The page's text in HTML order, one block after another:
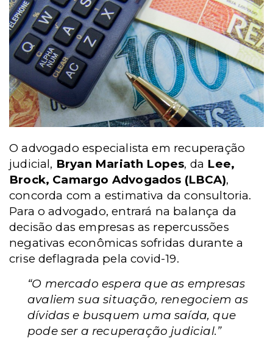
O advogado especialista em recuperação
judicial, Bryan Mariath Lopes, da Lee,
Brock, Camargo Advogados (LBCA),
concorda com a estimativa da consultoria.
Para o advogado, entrará na balança da
decisão das empresas as repercussões
negativas econômicas sofridas durante a
crise deflagrada pela covid-19.
“O mercado espera que as empresas
avaliem sua situação, renegociem as
dívidas e busquem uma saída, que
pode ser a recuperação judicial.”